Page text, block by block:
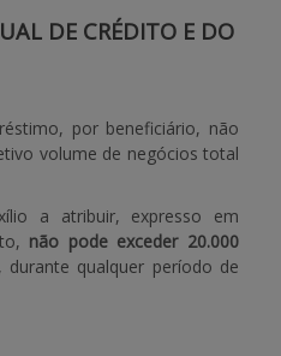
DE CRÉDITO E DO
por beneficiário, não
volume de negócios total
a atribuir, expresso em
não pode exceder 20.000
durante qualquer período de